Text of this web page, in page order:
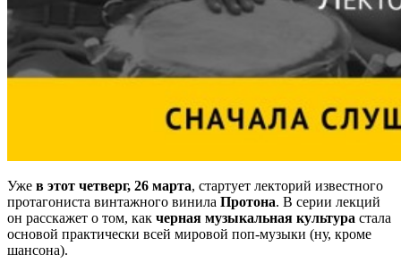
Уже в этот четверг, 26 марта, стартует лекторий известного
протагониста винтажного винила Протона. В серии лекций
он расскажет о том, как черная музыкальная культура стала
основой практически всей мировой поп-музыки (ну, кроме
шансона).